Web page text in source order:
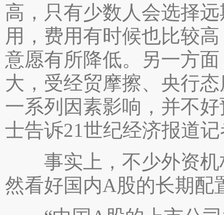
高，只有少数人会选择
用，费用有时候也比较
意愿有所降低。另一方
大，受经贸摩擦、央行
一系列因素影响，并不
士告诉21世纪经济报道
事实上，不少外资机
然看好国内A股的长期配